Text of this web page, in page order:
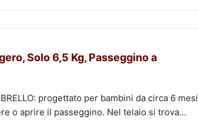
Solo 6,5 Kg, Passeggino a
progettato per bambini da circa 6 mesi
o aprire il passeggino. Nel telaio si trova...